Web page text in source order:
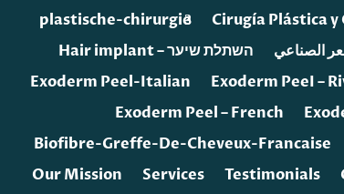
plastische-chirurgie
Cirugía Plástica
Hair implant – השתלת שיער
Exoderm Peel-Italian
Exoderm PeeI –
Exoderm Peel – French
Biofibre-Greffe-De-Cheveux-Francaise
Our Mission
Services Testimonials